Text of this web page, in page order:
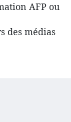
AFP ou
des médias